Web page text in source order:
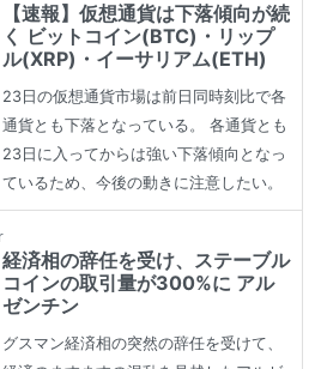
【速報】仮想通貨は下落傾向が続
く ビットコイン(BTC)・リップ
ル(XRP)・イーサリアム(ETH)
23日の仮想通貨市場は前日同時刻比で各
通貨とも下落となっている。 各通貨とも
23日に入ってからは強い下落傾向となっ
ているため、今後の動きに注意したい。
経済相の辞任を受け、ステーブル
コインの取引量が300%に アル
ゼンチン
グスマン経済相の突然の辞任を受けて、